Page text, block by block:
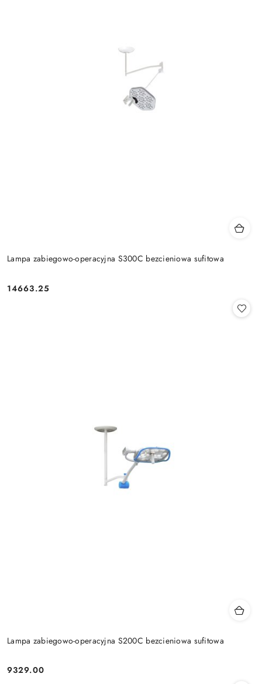
Lampa zabiegowo-operacyjna S300C bezcieniowa sufitowa
Cena:
14663.25
Lampa zabiegowo-operacyjna S200C bezcieniowa sufitowa
Cena:
9329.00